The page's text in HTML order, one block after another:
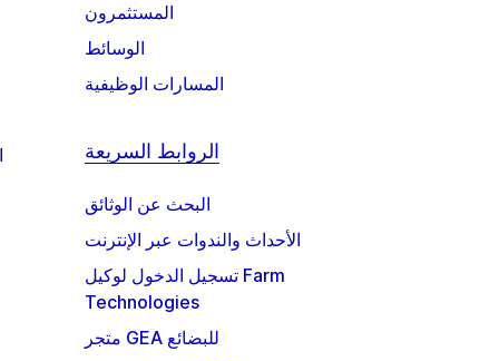
المستثمرون
الوسائط
المسارات الوظيفية
الروابط السريعة
البحث عن الوثائق
الأحداث والندوات عبر الإنترنت
تسجيل الدخول لوكيل Farm
Technologies
متجر GEA للبضائع